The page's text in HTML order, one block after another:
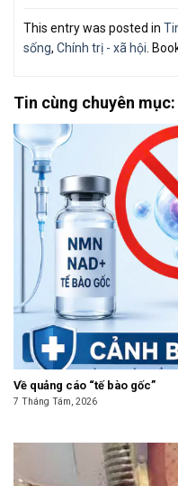
This entry was posted in
sống, Chính trị - xã hội .
Tin cùng chuyên mục:
Về quảng cáo “tế bào gốc”
7 Tháng Tám, 2026